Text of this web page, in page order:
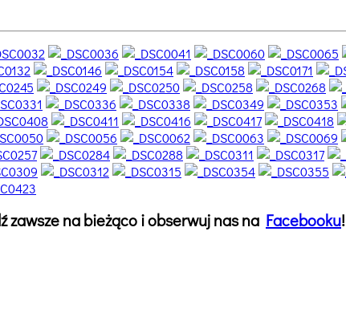
zawsze na bieżąco i obserwuj nas na Facebooku!